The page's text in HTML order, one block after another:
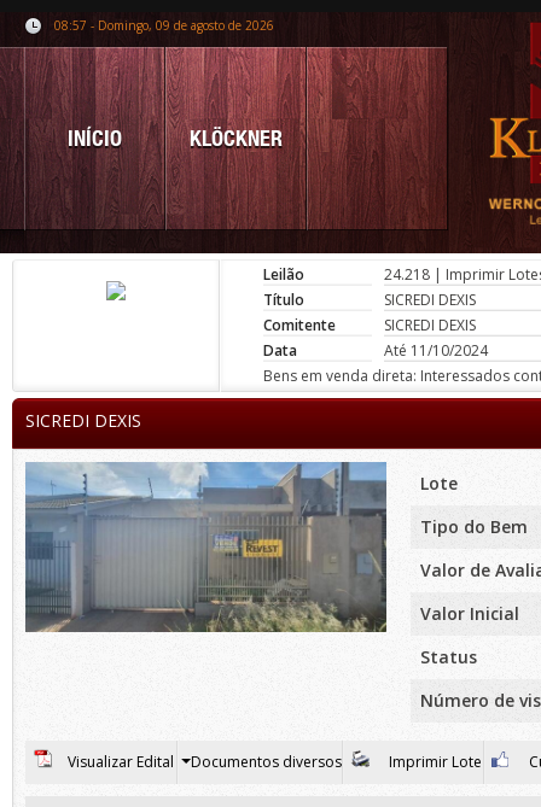
08:57 - Domingo, 09 de agosto de 2026
INÍCIO KLÖCKNER
Leilão 24.218 | Imprimir
Título
SICREDI DEXIS
Comitente
SICREDI DEXIS
Data
Até 11/10/2024
Bens em venda direta: Interessados
SICREDI DEXIS
Lote
Tipo do Bem
Valor de
Valor Inicial
Status
Número de
Visualizar Edital Documentos diversos Imprimir Lote